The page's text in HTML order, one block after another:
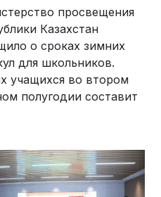
просвещения
Казахстан
о сроках зимних
для школьников.
учащихся во втором
полугодии составит